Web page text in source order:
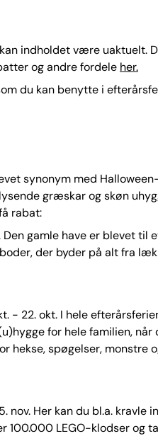
indholdet være uaktuelt.
og andre fordele her.
du kan benytte i
synonym med
græskar og skøn
rabat:
Den gamle have er blevet til
der byder på alt fra
- 22. okt. I hele
for hele familien, når
hekse, spøgelser, monstre
nov. Her kan du bl.a. kravle
LEGO-klodser og